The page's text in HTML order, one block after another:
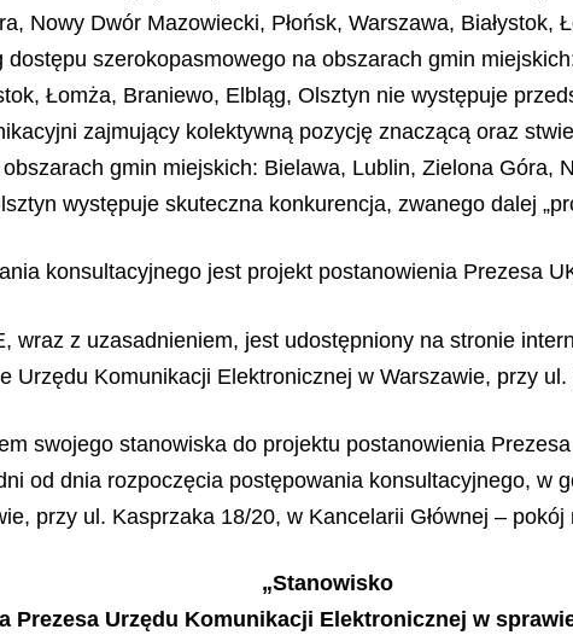
Nowy Dwór Mazowiecki, Płońsk, Warszawa,
dostępu szerokopasmowego na obszarach gmin
Łomża, Braniewo, Elbląg, Olsztyn nie występuje
zajmujący kolektywną pozycję znaczącą oraz
gmin miejskich: Bielawa, Lublin, Zielona Góra,
występuje skuteczna konkurencja, zwanego dalej
konsultacyjnego jest projekt postanowienia Prezesa
wraz z uzasadnieniem, jest udostępniony na stronie
Urzędu Komunikacji Elektronicznej w Warszawie, przy
swojego stanowiska do projektu postanowienia
od dnia rozpoczęcia postępowania konsultacyjnego, w
przy ul. Kasprzaka 18/20, w Kancelarii Głównej –
„Stanowisko
Prezesa Urzędu Komunikacji Elektronicznej w